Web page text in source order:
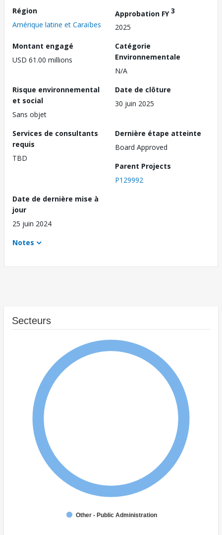
Région
Amérique latine et Caraïbes
Approbation FY3
2025
Montant engagé
USD 61.00 millions
Catégorie
Environnementale
N/A
Risque environnemental
et social
Sans objet
Date de clôture
30 juin 2025
Services de consultants
requis
TBD
Dernière étape atteinte
Board Approved
Parent Projects
P129992
Date de dernière mise à
jour
25 juin 2024
Notes
Secteurs
Other - Public Administration